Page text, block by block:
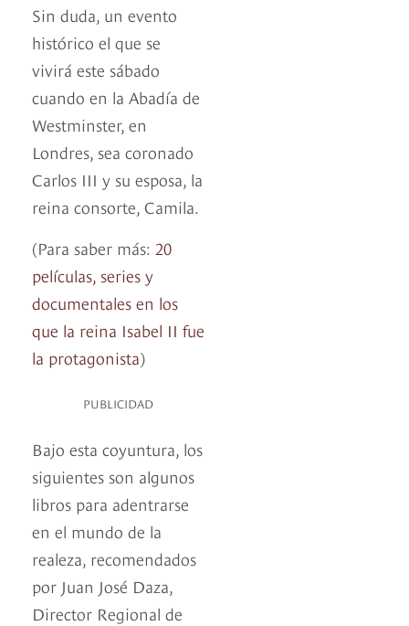
Sin duda, un evento
histórico el que se
vivirá este sábado
cuando en la Abadía de
Westminster, en
Londres, sea coronado
Carlos III y su esposa, la
reina consorte, Camila.
(Para saber más: 20
películas, series y
documentales en los
que la reina Isabel II fue
la protagonista)
PUBLICIDAD
Bajo esta coyuntura, los
siguientes son algunos
libros para adentrarse
en el mundo de la
realeza, recomendados
por Juan José Daza,
Director Regional de